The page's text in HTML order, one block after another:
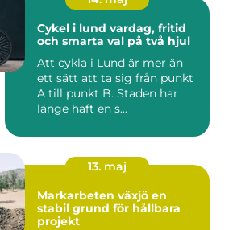
Cykel i lund vardag, fritid
och smarta val på två hjul
Att cykla i Lund är mer än
ett sätt att ta sig från punkt
A till punkt B. Staden har
länge haft en s...
13. maj
Markarbeten växjö en
stabil grund för hållbara
projekt